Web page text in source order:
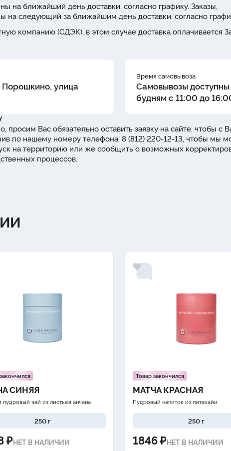
на ближайший день доставки, согласно графику. Заказы,
следующий за ближайшим день доставки, согласно
компанию (СДЭК), в этом случае доставка оплачивается
Порошкино, улица
Время самовывоза
Самовывозы доступны
будням с 11:00 до
просим Вас обязательно оставить заявку на сайте, чтобы с
по нашему номеру телефона: 8 (812) 220-12-13, чтобы мы
на территорию или же сообщить о возможных
процессов.
СИНЯЯ
пудровый чай из листьев анчана
250 г
₽НЕТ В НАЛИЧИИ
Товар закончился
МАТЧА КРАСНАЯ
Пудровый напиток из питахайи
250 г
1846 ₽НЕТ В НАЛИЧИИ